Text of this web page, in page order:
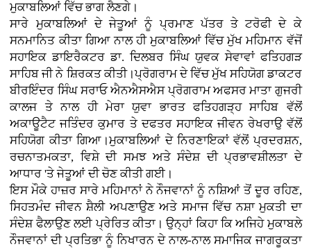
ਮੁਕਾਬਲਿਆਂ ਵਿੱਚ ਭਾਗ ਲੈਣਗੇ।
ਸਾਰੇ ਮੁਕਾਬਲਿਆਂ ਦੇ ਜੇਤੂਆਂ ਨੂੰ ਪ੍ਰਮਾਣ ਪੱਤਰ ਤੇ ਟਰੋਫੀ ਦੇ ਕੇ
ਸਨਮਾਨਿਤ ਕੀਤਾ ਗਿਆ ਨਾਲ ਹੀ ਮੁਕਾਬਲਿਆਂ ਵਿੱਚ ਮੁੱਖ ਮਹਿਮਾਨ ਵੱਜੋਂ
ਸਹਾਇਕ ਡਾਇਰੈਕਟਰ ਡਾ. ਦਿਲਬਰ ਸਿੰਘ ਯੁਵਕ ਸੇਵਾਵਾਂ ਫਤਿਹਗੜ
ਸਾਹਿਬ ਜੀ ਨੇ ਸ਼ਿਰਕਤ ਕੀਤੀ।ਪ੍ਰੋਗਰਾਮ ਦੇ ਵਿੱਚ ਮੁੱਖ ਸਹਿਯੋਗ ਡਾਕਟਰ
ਬੀਰਇੰਦਰ ਸਿੰਘ ਸਰਾਓ ਐਨਐਸਐਸ ਪ੍ਰੋਗਰਾਮ ਅਫਸਰ ਮਾਤਾ ਗੁਜਰੀ
ਕਾਲਜ ਤੇ ਨਾਲ ਹੀ ਮੇਰਾ ਯੁਵਾ ਭਾਰਤ ਫਤਿਹਗੜ੍ਹ ਸਾਹਿਬ ਵੱਲੋਂ
ਅਕਾਊਟੈਟ ਜਤਿੰਦਰ ਕੁਮਾਰ ਤੇ ਦਫਤਰ ਸਹਾਇਕ ਜੀਵਨ ਰੇਖਰਾਉ ਵੱਲੋਂ
ਸਹਿਯੋਗ ਕੀਤਾ ਗਿਆ।ਮੁਕਾਬਲਿਆਂ ਦੇ ਨਿਰਣਾਇਕਾਂ ਵੱਲੋਂ ਪ੍ਰਦਰਸ਼ਨ,
ਰਚਨਾਤਮਕਤਾ, ਵਿਸ਼ੇ ਦੀ ਸਮਝ ਅਤੇ ਸੰਦੇਸ਼ ਦੀ ਪ੍ਰਭਾਵਸ਼ੀਲਤਾ ਦੇ
ਆਧਾਰ 'ਤੇ ਜੇਤੂਆਂ ਦੀ ਚੋਣ ਕੀਤੀ ਗਈ।
ਇਸ ਮੌਕੇ ਹਾਜ਼ਰ ਸਾਰੇ ਮਹਿਮਾਨਾਂ ਨੇ ਨੌਜਵਾਨਾਂ ਨੂੰ ਨਸ਼ਿਆਂ ਤੋਂ ਦੂਰ ਰਹਿਣ,
ਸਿਹਤਮੰਦ ਜੀਵਨ ਸ਼ੈਲੀ ਅਪਣਾਉਣ ਅਤੇ ਸਮਾਜ ਵਿੱਚ ਨਸ਼ਾ ਮੁਕਤੀ ਦਾ
ਸੰਦੇਸ਼ ਫੈਲਾਉਣ ਲਈ ਪ੍ਰੇਰਿਤ ਕੀਤਾ। ਉਨ੍ਹਾਂ ਕਿਹਾ ਕਿ ਅਜਿਹੇ ਮੁਕਾਬਲੇ
ਨੌਜਵਾਨਾਂ ਦੀ ਪ੍ਰਤਿਭਾ ਨੂੰ ਨਿਖਾਰਨ ਦੇ ਨਾਲ-ਨਾਲ ਸਮਾਜਿਕ ਜਾਗਰੂਕਤਾ